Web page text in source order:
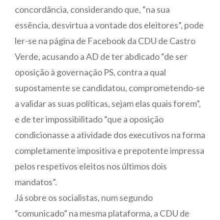
concordância, considerando que, “na sua
essência, desvirtua a vontade dos eleitores”, pode
ler-se na página de Facebook da CDU de Castro
Verde, acusando a AD de ter abdicado “de ser
oposição à governação PS, contra a qual
supostamente se candidatou, comprometendo-se
a validar as suas políticas, sejam elas quais forem”,
e de ter impossibilitado “que a oposição
condicionasse a atividade dos executivos na forma
completamente impositiva e prepotente impressa
pelos respetivos eleitos nos últimos dois
mandatos”.
Já sobre os socialistas, num segundo
“comunicado” na mesma plataforma, a CDU de